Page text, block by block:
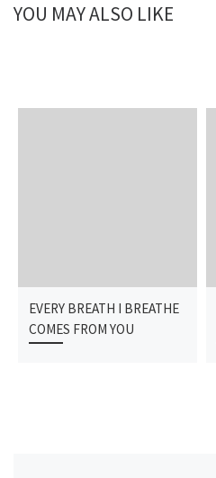
YOU MAY ALSO LIKE
EVERY BREATH I BREATHE
COMES FROM YOU